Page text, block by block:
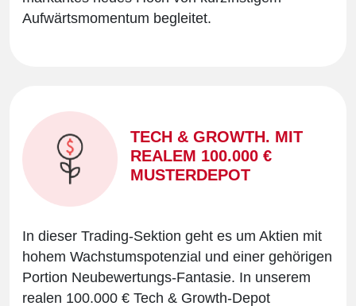
Aufwärtsmomentum begleitet.
TECH & GROWTH. MIT
REALEM 100.000 €
MUSTERDEPOT
In dieser Trading-Sektion geht es um Aktien mit
hohem Wachstumspotenzial und einer gehörigen
Portion Neubewertungs-Fantasie. In unserem
realen 100.000 € Tech & Growth-Depot